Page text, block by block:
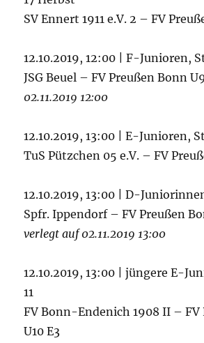
SV Ennert 1911 e.V. 2 – FV
12.10.2019, 12:00 | F-Junioren,
JSG Beuel – FV Preußen Bonn
02.11.2019 12:00
12.10.2019, 13:00 | E-Junioren,
TuS Pützchen 05 e.V. – FV
12.10.2019, 13:00 | D-
Spfr. Ippendorf – FV Preußen
verlegt auf 02.11.2019 13:00
12.10.2019, 13:00 | jüngere E-
11
FV Bonn-Endenich 1908 II – FV
U10 E3